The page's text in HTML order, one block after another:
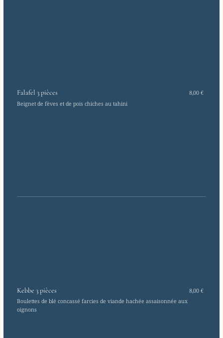
Falafel 3 pièces
Beignet de fèves et de pois chiches au tahini
8,00 €
Kebbe 3 pièces
Boulettes de blé concassé farcies de viande hachée assaisonnée aux
oignons
8,00 €